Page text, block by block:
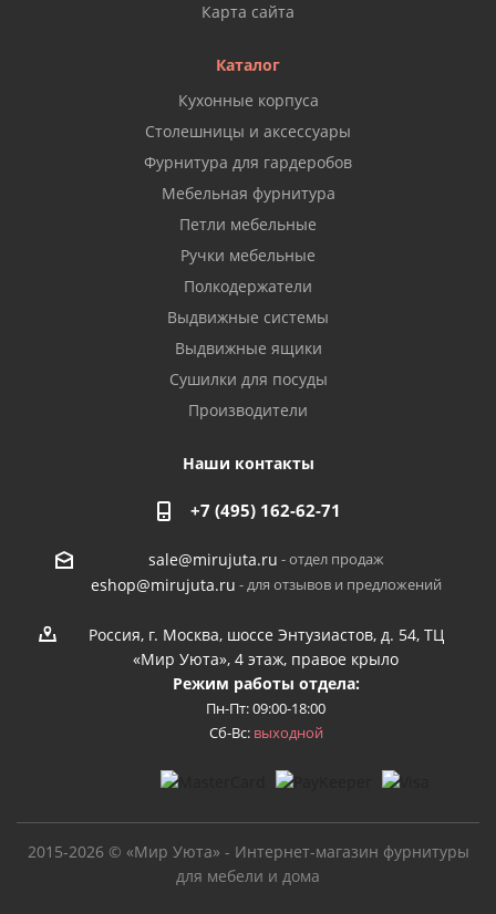
Карта сайта
Каталог
Кухонные корпуса
Столешницы и аксессуары
Фурнитура для гардеробов
Мебельная фурнитура
Петли мебельные
Ручки мебельные
Полкодержатели
Выдвижные системы
Выдвижные ящики
Сушилки для посуды
Производители
Наши контакты
+7 (495) 162-62-71
sale@mirujuta.ru - отдел продаж
eshop@mirujuta.ru - для отзывов и предложений
Россия, г. Москва, шоссе Энтузиастов, д. 54, ТЦ
«Мир Уюта», 4 этаж, правое крыло
Режим работы отдела:
Пн-Пт: 09:00-18:00
Сб-Вс: выходной
2015-2026 © «Мир Уюта» - Интернет-магазин фурнитуры
для мебели и дома